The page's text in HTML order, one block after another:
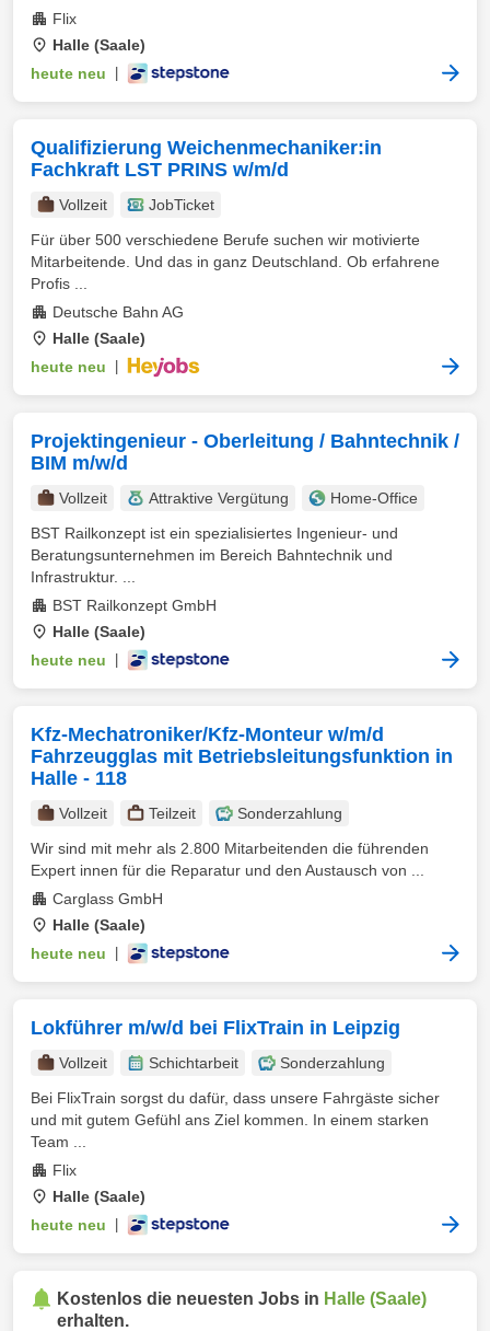
Flix
Halle (Saale)
heute neu
Qualifizierung Weichenmechaniker:in
Fachkraft LST PRINS w/m/d
Vollzeit
JobTicket
Für über 500 verschiedene Berufe suchen wir motivierte
Mitarbeitende. Und das in ganz Deutschland. Ob erfahrene
Profis ...
Deutsche Bahn AG
Halle (Saale)
heute neu
Projektingenieur - Oberleitung / Bahntechnik /
BIM m/w/d
Vollzeit Attraktive Vergütung
Home-Office
BST Railkonzept ist ein spezialisiertes Ingenieur- und
Beratungsunternehmen im Bereich Bahntechnik und
Infrastruktur. ...
BST Railkonzept GmbH
Halle (Saale)
heute neu
Kfz-Mechatroniker/Kfz-Monteur w/m/d
Fahrzeugglas mit Betriebsleitungsfunktion in
Halle - 118
Vollzeit Teilzeit
Sonderzahlung
Wir sind mit mehr als 2.800 Mitarbeitenden die führenden
Expert innen für die Reparatur und den Austausch von ...
Carglass GmbH
Halle (Saale)
heute neu
Lokführer m/w/d bei FlixTrain in Leipzig
Vollzeit Schichtarbeit
Sonderzahlung
Bei FlixTrain sorgst du dafür, dass unsere Fahrgäste sicher
und mit gutem Gefühl ans Ziel kommen. In einem starken
Team ...
Flix
Halle (Saale)
heute neu
Kostenlos die neuesten Jobs in Halle (Saale)
erhalten.